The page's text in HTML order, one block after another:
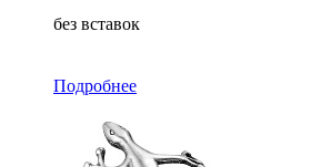
без вставок
Подробнее